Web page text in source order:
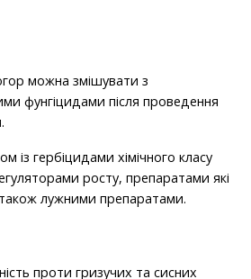
можна змішувати з
фунгіцидами після проведення
із гербіцидами хімічного класу
росту, препаратами які
також лужними препаратами.
проти гризучих та сисних